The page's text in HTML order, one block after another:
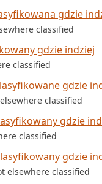
gdzie
classified
gdzie indziej
classified
gdzie
classified
gdzie
classified
gdzie
elsewhere classified